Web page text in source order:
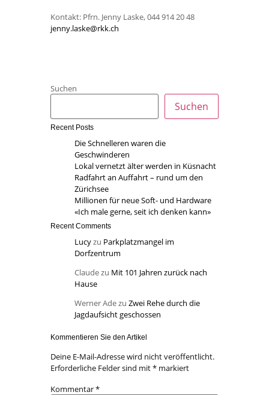
Kontakt: Pfrn. Jenny Laske, 044 914 20 48
jenny.laske@rkk.ch
Suchen
Suchen
Recent Posts
Die Schnelleren waren die
Geschwinderen
Lokal vernetzt älter werden in Küsnacht
Radfahrt an Auffahrt – rund um den
Zürichsee
Millionen für neue Soft- und Hardware
«Ich male gerne, seit ich denken kann»
Recent Comments
Lucyzu Parkplatzmangel im
Dorfzentrum
Claudezu Mit 101 Jahren zurück nach
Hause
Werner Adezu Zwei Rehe durch die
Jagdaufsicht geschossen
Kommentieren Sie den Artikel
Deine E-Mail-Adresse wird nicht veröffentlicht.
Erforderliche Felder sind mit* markiert
Kommentar*